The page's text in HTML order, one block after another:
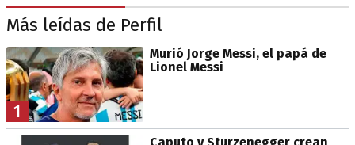
Más leídas de Perfil
1
Murió Jorge Messi, el papá de
Lionel Messi